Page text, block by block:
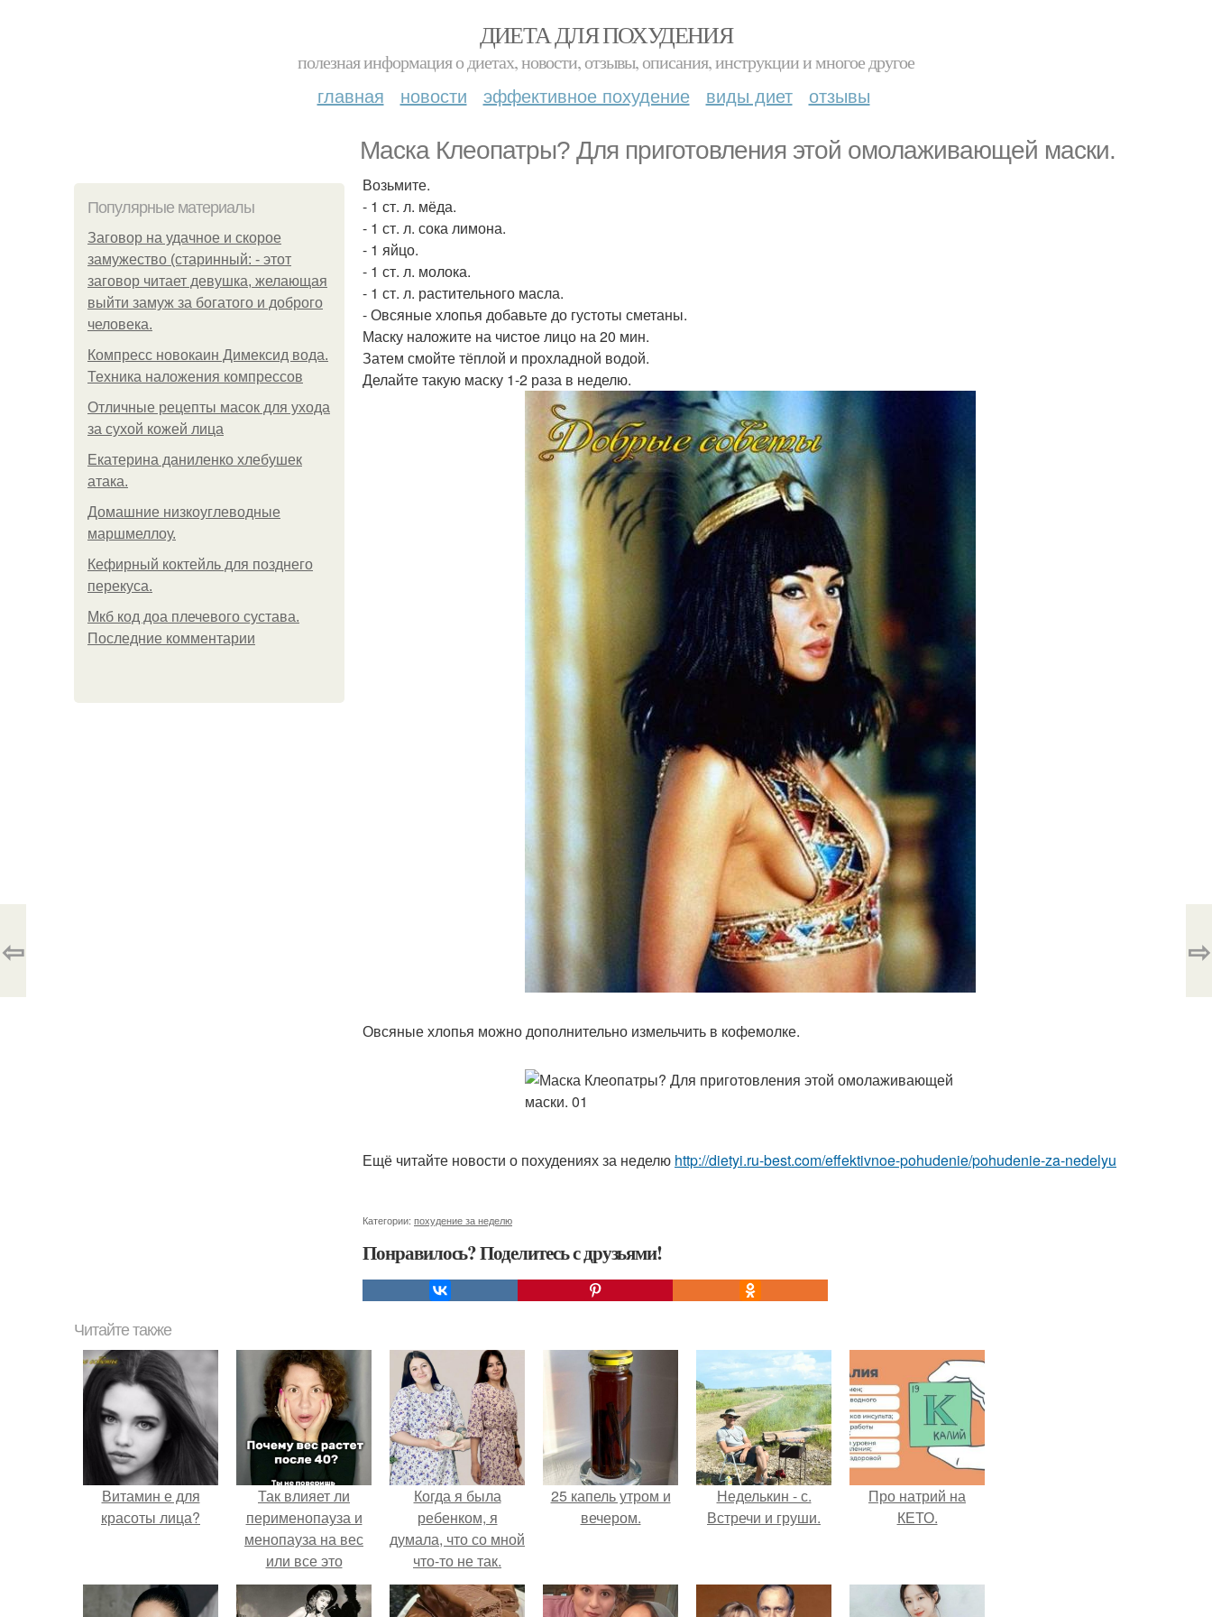
ДИЕТА ДЛЯ ПОХУДЕНИЯ
полезная информация о диетах, новости, отзывы, описания, инструкции и многое другое
главная новости эффективное похудение виды диет отзывы
Маска Клеопатры? Для приготовления этой омолаживающей маски.
Популярные материалы
Заговор на удачное и скорое
замужество (старинный: - этот
заговор читает девушка, желающая
выйти замуж за богатого и доброго
человека.
Компресс новокаин Димексид вода.
Техника наложения компрессов
Отличные рецепты масок для ухода
за сухой кожей лица
Екатерина даниленко хлебушек
атака.
Домашние низкоуглеводные
маршмеллоу.
Кефирный коктейль для позднего
перекуса.
Мкб код доа плечевого сустава.
Последние комментарии
Возьмите.
- 1 ст. л. мёда.
- 1 ст. л. сока лимона.
- 1 яйцо.
- 1 ст. л. молока.
- 1 ст. л. растительного масла.
- Овсяные хлопья добавьте до густоты сметаны.
Маску наложите на чистое лицо на 20 мин.
Затем смойте тёплой и прохладной водой.
Делайте такую маску 1-2 раза в неделю.
Овсяные хлопья можно дополнительно измельчить в кофемолке.
Ещё читайте новости о похудениях за неделю http://dietyi.ru-best.com/effektivnoe-pohudenie/pohudenie-za-nedelyu
Категории: похудение за неделю
Понравилось? Поделитесь с друзьями!
⇦ ⇨
Читайте также
Витамин е для
красоты лица?
Так влияет ли
перименопауза и
менопауза на вес
или все это
ерунда?
Когда я была
ребенком, я
думала, что со мной
что-то не так.
25 капель утром и
вечером.
Неделькин - с.
Встречи и груши.
Про натрий на
КЕТО.